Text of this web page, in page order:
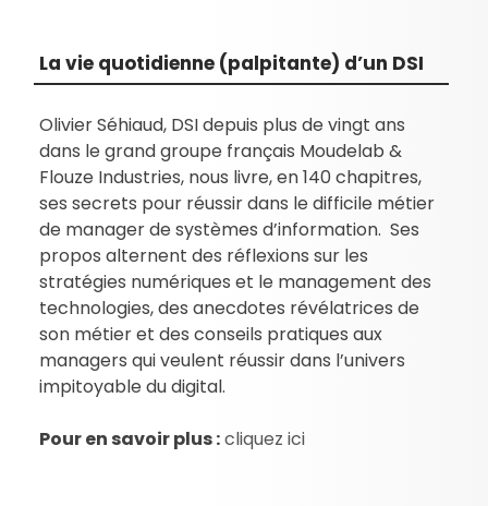
La vie quotidienne (palpitante) d’un DSI
Olivier Séhiaud, DSI depuis plus de vingt ans
dans le grand groupe français Moudelab &
Flouze Industries, nous livre, en 140 chapitres,
ses secrets pour réussir dans le difficile métier
de manager de systèmes d’information. Ses
propos alternent des réflexions sur les
stratégies numériques et le management des
technologies, des anecdotes révélatrices de
son métier et des conseils pratiques aux
managers qui veulent réussir dans l’univers
impitoyable du digital.
Pour en savoir plus :cliquez ici